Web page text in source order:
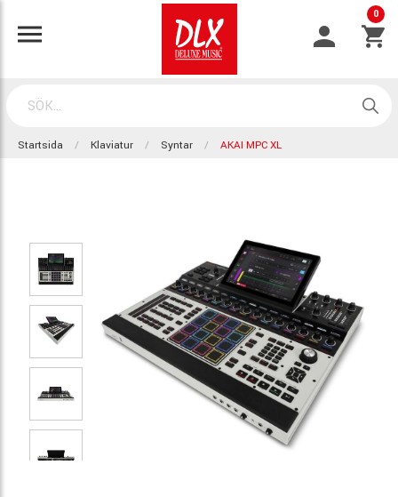
0
Startsida Klaviatur Syntar AKAI MPC XL